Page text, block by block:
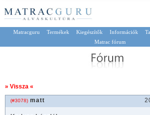
Matracguru Termékek Kiegészítők Információk
Matrac fórum
» Vissza «
(#3078) matt